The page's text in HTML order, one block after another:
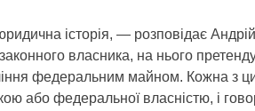
історія, — розповідає
власника, на нього
федеральним майном. Кожна з
або федеральної власністю, і